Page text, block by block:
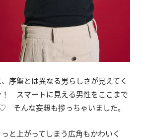
序盤とは異なる男らしさが見えてく
！ スマートに見える男性をここまで
そんな妄想も捗っちゃいました。
と上がってしまう広角もかわいく